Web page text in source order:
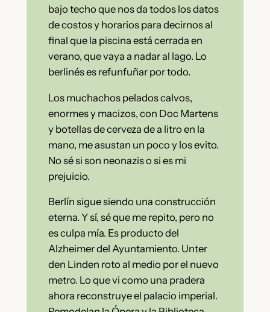
bajo techo que nos da todos los datos
de costos y horarios para decirnos al
final que la piscina está cerrada en
verano, que vaya a nadar al lago. Lo
berlinés es refunfuñar por todo.
Los muchachos pelados calvos,
enormes y macizos, con Doc Martens
y botellas de cerveza de a litro en la
mano, me asustan un poco y los evito.
No sé si son neonazis o si es mi
prejuicio.
Berlín sigue siendo una construcción
eterna. Y sí, sé que me repito, pero no
es culpa mía. Es producto del
Alzheimer del Ayuntamiento. Unter
den Linden roto al medio por el nuevo
metro. Lo que vi como una pradera
ahora reconstruye el palacio imperial.